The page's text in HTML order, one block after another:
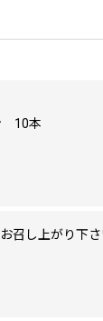
10本
召し上がり下さ